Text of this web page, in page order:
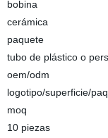
bobina
cerámica
paquete
tubo de plástico o
oem/odm
logotipo/superficie/
moq
10 piezas